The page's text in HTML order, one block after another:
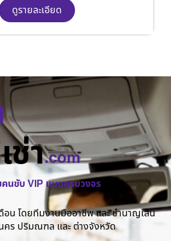
ดูรายละเอียด
ช่า.com
คนขับ VIP แบบครบวงจร
อน โดยทีมงานมืออาชีพ และ ชำนาญเส้น
ร ปริมณฑล และ ต่างจังหวัด